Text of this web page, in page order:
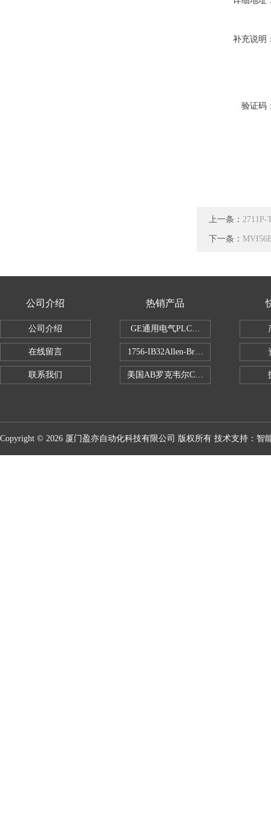
补充说明
验证码
上一条： 2711P-
下一条：
公司介绍
公司介绍
在线留言
联系我们
热销产品
GE通用电气PLC控制器
1756-IB32Allen-Bradley1756IB32数字
美国AB罗克韦尔CPU处理器
Copyright © 2026 厦门盈亦自动化科技有限公司 版权所有 技术支持： 智